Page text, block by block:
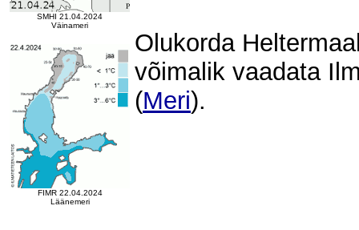
SMHI 21.04.2024
Väinameri
FIMR 22.04.2024
Läänemeri
Olukorda
võimalik vaadata
(Meri).